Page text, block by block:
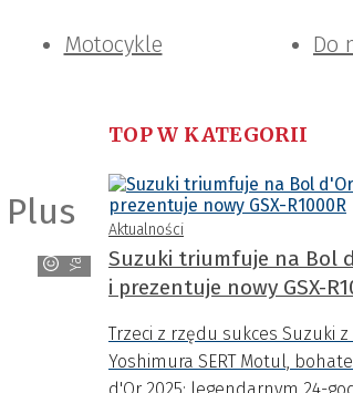
Motocykle Do
Yamaha
TOP W KATEGORII
Aktualności
Suzuki triumfuje na Bol
i prezentuje nowy GSX-
Trzeci z rzędu sukces Suzuki z
Yoshimura SERT Motul,